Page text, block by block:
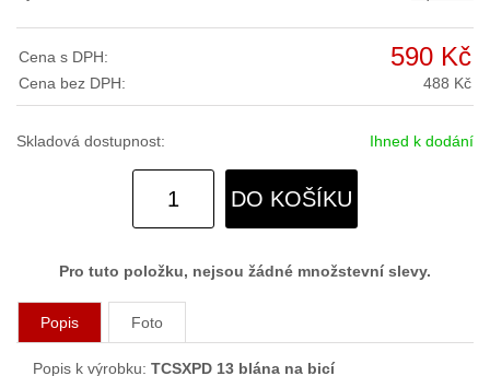
Cena s DPH: 590 Kč
Cena bez DPH: 488 Kč
Skladová dostupnost: Ihned k dodání
DO KOŠÍKU
Pro tuto položku, nejsou žádné množstevní slevy.
Popis Foto
Popis k výrobku: TCSXPD 13 blána na bicí